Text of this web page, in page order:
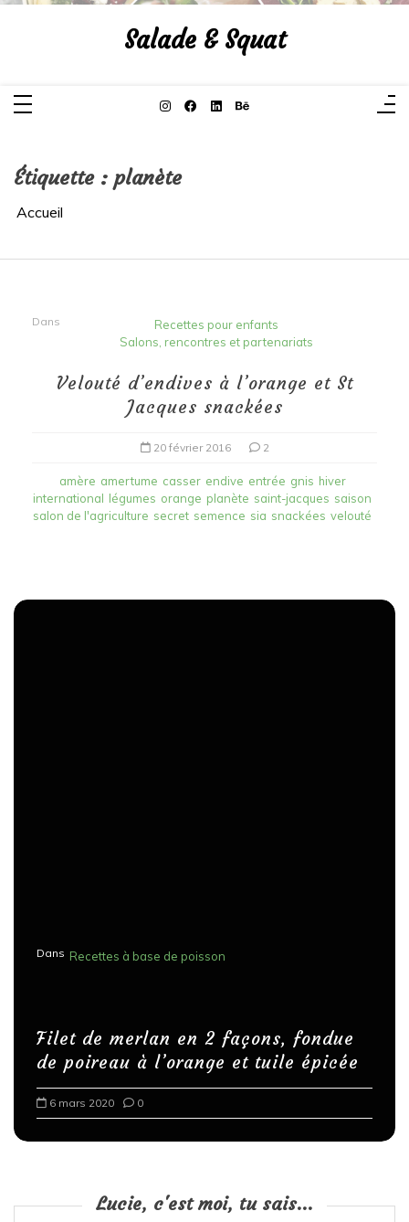
Aller
Salade & Squat
Étiquette : planète
Accueil
Dans
Recettes pour enfants
Salons, rencontres et partenariats
Velouté d’endives à l’orange et St
Jacques snackées
20 février 2016 2
amère amertume casser endive entrée gnis hiver
international légumes orange planète saint-jacques saison
salon de l'agriculture secret semence sia snackées velouté
Dans Recettes à base de poisson
Filet de merlan en 2 façons, fondue
de poireau à l’orange et tuile épicée
6 mars 2020 0
Lucie, c'est moi, tu sais...